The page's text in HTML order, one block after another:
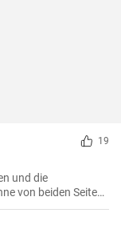
19
und die
von beiden Seiten